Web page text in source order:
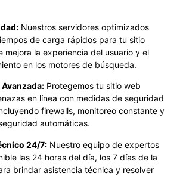
Nuestros servidores optimizados
de carga rápidos para tu sitio
mejora la experiencia del usuario y el
en los motores de búsqueda.
Protegemos tu sitio web
en línea con medidas de seguridad
firewalls, monitoreo constante y
automáticas.
24/7: Nuestro equipo de expertos
las 24 horas del día, los 7 días de la
brindar asistencia técnica y resolver